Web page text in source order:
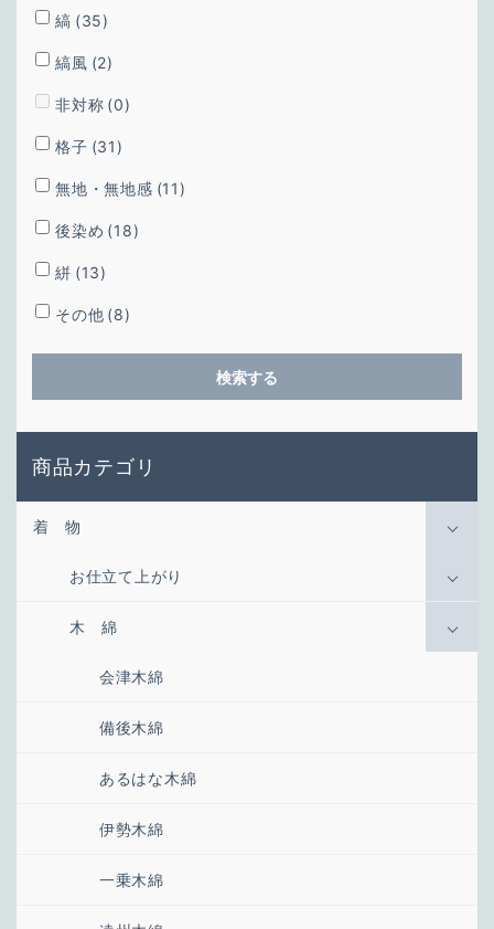
縞 (35)
縞風 (2)
非対称 (0)
格子 (31)
無地・無地感 (11)
後染め (18)
絣 (13)
その他 (8)
検索する
商品カテゴリ
着 物
お仕立て上がり
木 綿
会津木綿
備後木綿
あるはな木綿
伊勢木綿
一乗木綿